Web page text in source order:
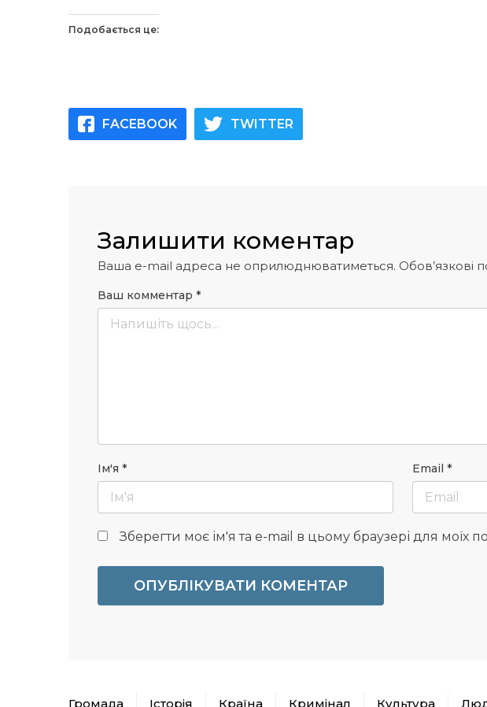
Подобається це:
FACEBOOK TWITTER
Залишити коментар
Ваша e-mail адреса не оприлюднюватиметься. Обов’язкові
Ваш комментар *
Ім'я * Email *
Зберегти моє ім'я та e-mail в цьому браузері для моїх
Громада Історія Країна Кримінал Культура